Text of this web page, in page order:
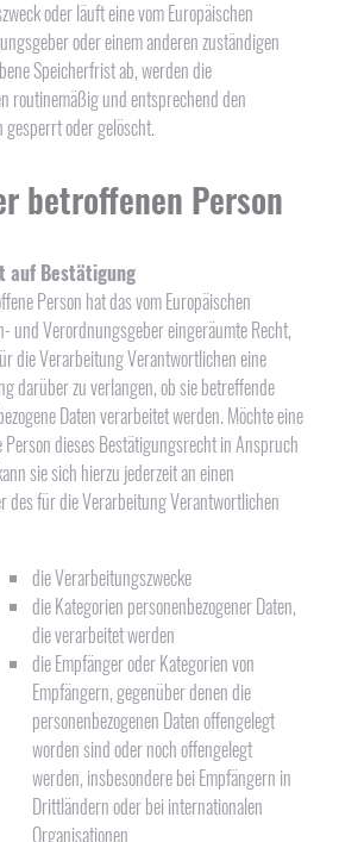
oder läuft eine vom Europäischen
oder einem anderen zuständigen
Speicherfrist ab, werden die
routinemäßig und entsprechend den
oder gelöscht.
betroffenen Person
auf Bestätigung
Person hat das vom Europäischen
und Verordnungsgeber eingeräumte Recht,
die Verarbeitung Verantwortlichen eine
darüber zu verlangen, ob sie betreffende
Daten verarbeitet werden. Möchte eine
Person dieses Bestätigungsrecht in Anspruch
sie sich hierzu jederzeit an einen
des für die Verarbeitung Verantwortlichen
die Verarbeitungszwecke
die Kategorien personenbezogener Daten,
die verarbeitet werden
die Empfänger oder Kategorien von
Empfängern, gegenüber denen die
personenbezogenen Daten offengelegt
worden sind oder noch offengelegt
werden, insbesondere bei Empfängern in
Drittländern oder bei internationalen
Organisationen